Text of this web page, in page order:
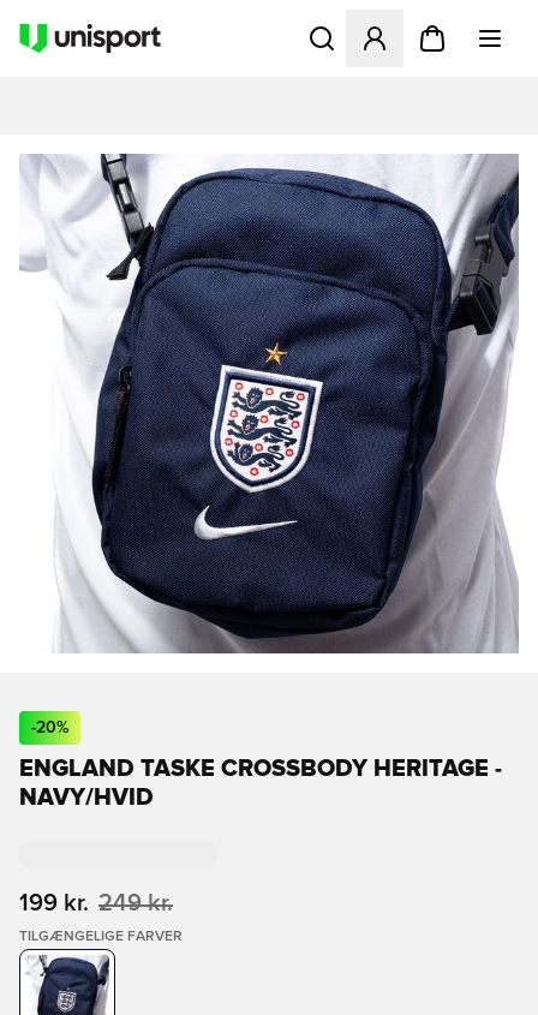
Åbner en Modal til at
-20%
ENGLAND TASKE CROSSBODY HERITAGE -
NAVY/HVID
199 kr. 249 kr.
TILGÆNGELIGE FARVER